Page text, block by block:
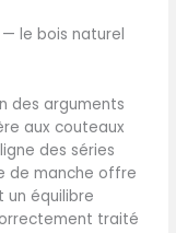
fatigue
– CADEAU
LES
Ce set de
cuisine haut
et esthétique
le bois naturel
des arguments
aux couteaux
des séries
de manche offre
un équilibre
traité